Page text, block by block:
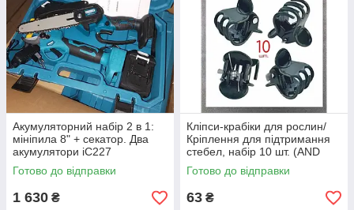
Акумуляторний набір 2 в 1:
мініпила 8" + секатор. Два
акумулятори iC227
Готово до відправки
1 630 ₴
Кліпси-крабіки для рослин/
Кріплення для підтримання
стебел, набір 10 шт. (AND
5434) iC227
Готово до відправки
63 ₴